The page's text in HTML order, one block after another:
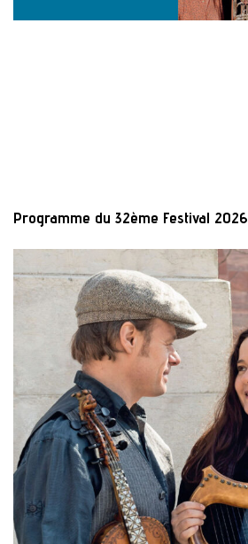
Programme du 32ème Festival 2026